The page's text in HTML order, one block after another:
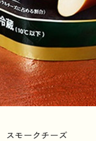
スモークチーズ